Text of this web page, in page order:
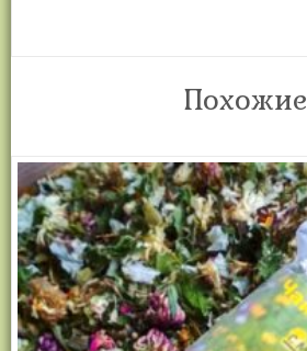
Похожие